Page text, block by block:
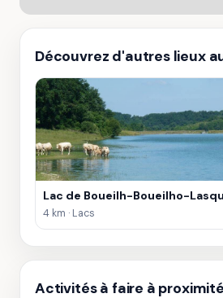
Découvrez d'autres lieux
Lac de Boueilh-Boueilho-
4 km · Lacs
Activités à faire à proximité